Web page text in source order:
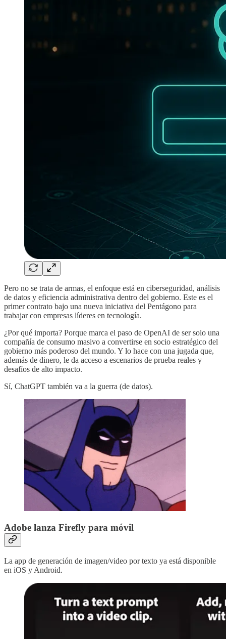
Pero no se trata de armas, el enfoque está en ciberseguridad, análisis
de datos y eficiencia administrativa dentro del gobierno. Este es el
primer contrato bajo una nueva iniciativa del Pentágono para
trabajar con empresas líderes en tecnología.
¿Por qué importa? Porque marca el paso de OpenAI de ser solo una
compañía de consumo masivo a convertirse en socio estratégico del
gobierno más poderoso del mundo. Y lo hace con una jugada que,
además de dinero, le da acceso a escenarios de prueba reales y
desafíos de alto impacto.
Sí, ChatGPT también va a la guerra (de datos).
Adobe lanza Firefly para móvil
La app de generación de imagen/video por texto ya está disponible
en iOS y Android.